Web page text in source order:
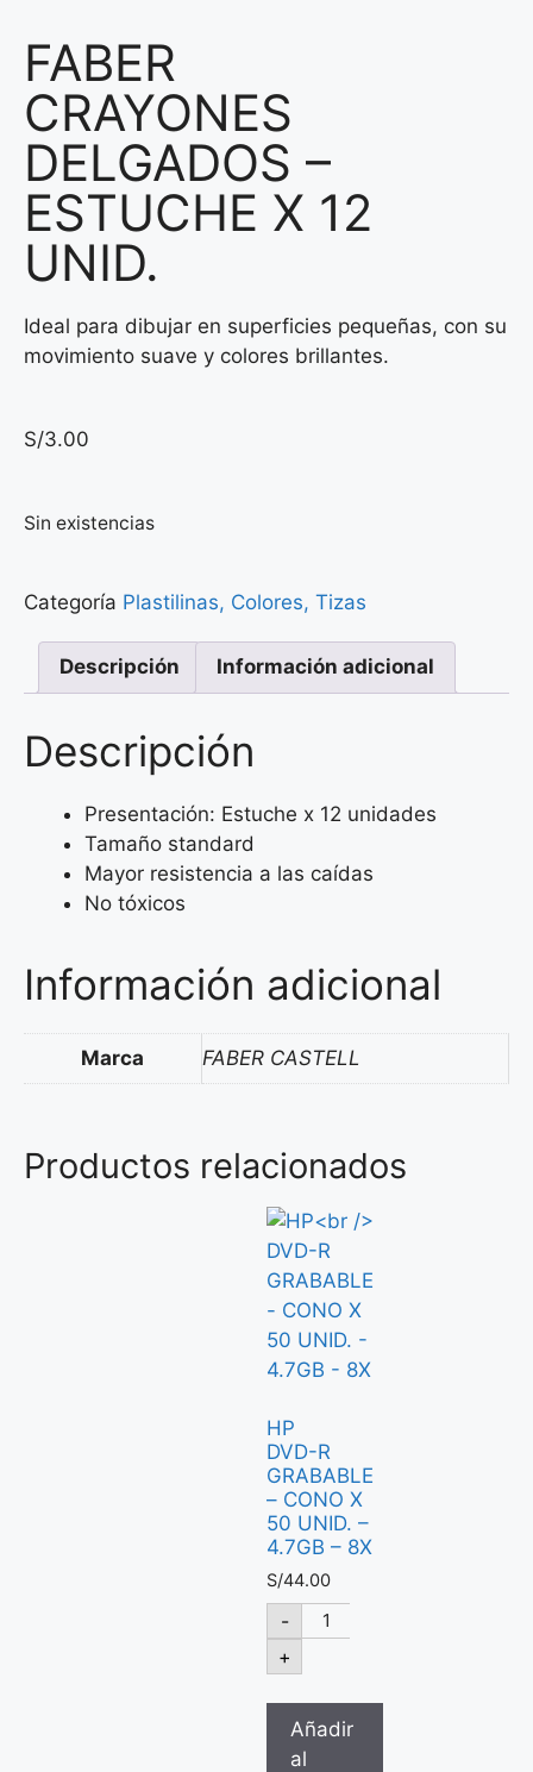
FABER
CRAYONES
DELGADOS –
ESTUCHE X 12
UNID.
Ideal para dibujar en superficies pequeñas, con su
movimiento suave y colores brillantes.
S/3.00
Sin existencias
Categoría Plastilinas, Colores, Tizas
Descripción Información adicional
Descripción
Presentación: Estuche x 12 unidades
Tamaño standard
Mayor resistencia a las caídas
No tóxicos
Información adicional
Marca FABER CASTELL
Productos relacionados
HP
DVD-R
GRABABLE
– CONO X
50 UNID. –
4.7GB – 8X
S/44.00
-
+
Añadir
al